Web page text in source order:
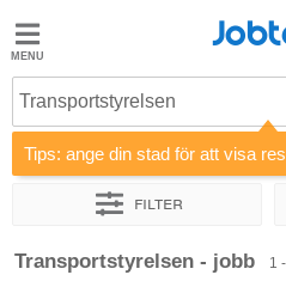
Jobted
Jobb
Löner
Transportstyrelsen
Tips: ange din stad för att visa
Filter
Sortera efter Företag
Transportstyrelsen - jobb 1